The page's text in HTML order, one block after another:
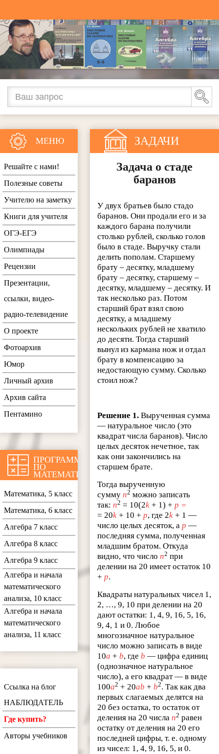
ЗАДАЧИ
Задача о стаде
баранов
У двух братьев было стадо
баранов. Они продали его и за
каждого барана получили
столько рублей, сколько голов
было в стаде. Выручку стали
делить пополам. Старшему
брату – десятку, младшему
брату – десятку, старшему –
десятку, младшему – десятку. И
так несколько раз. Потом
старший брат взял свою
десятку, а младшему
нескольких рублей не хватило
до десяти. Тогда старший
вынул из кармана нож и отдал
брату в компенсацию за
недостающую сумму. Сколько
стоил нож?
Решение 1. Вырученная сумма
— натуральное число (это
квадрат числа баранов). Число
целых десяток нечетное, так
как они закончились на
старшем брате.
Тогда вырученную
суммуn2 можно записать
так:n2 = 10(2k + 1) +p =
= 20k + 10 +p, где 2k + 1 —
число целых десяток, аp —
последняя сумма, полученная
младшим братом. Откуда
видно, что числоn2 при
делении на 20 имеет остаток 10
+p.
Квадраты натуральных чисел 1,
2, …, 9, 10 при делении на 20
дают остатки: 1, 4, 9, 16, 5, 16,
9, 4, 1 и 0. Любое
многозначное натуральное
число можно записать в виде
10a +b, гдеb — цифра единиц
(однозначное натуральное
число), а его квадрат — в виде
100a2 + 20ab +b2. Так как два
первых слагаемых делятся на
20 без остатка, то остаток от
деления на 20 числаn2 равен
остатку от деления на 20 его
последней цифры, т. е. одному
из чисел: 1, 4, 9, 16, 5, и 0.
МЕНЮ
Решайте с нами!
Полезные советы
Учителю на заметку
Книги для учителя
ОГЭ-ЕГЭ
Олимпиады
Рецензии
Презентации,
ссылки, видео-
радио-телевидение
О проекте
Фотоархив
Юмор
Личный архив
Архив сайта
Пентамино
ПРОГРАММЫ
ПО
МАТЕМАТИКЕ
Математика, 5 класс
Математика, 6 класс
Алгебра 7 класс
Алгебра 8 класс
Алгебра 9 класс
Алгебра и начала
математического
анализа, 10 класс
Алгебра и начала
математического
анализа, 11 класс
Ссылка на блог
НАБЛЮДАТЕЛЬ
Где купить?
Авторы учебников